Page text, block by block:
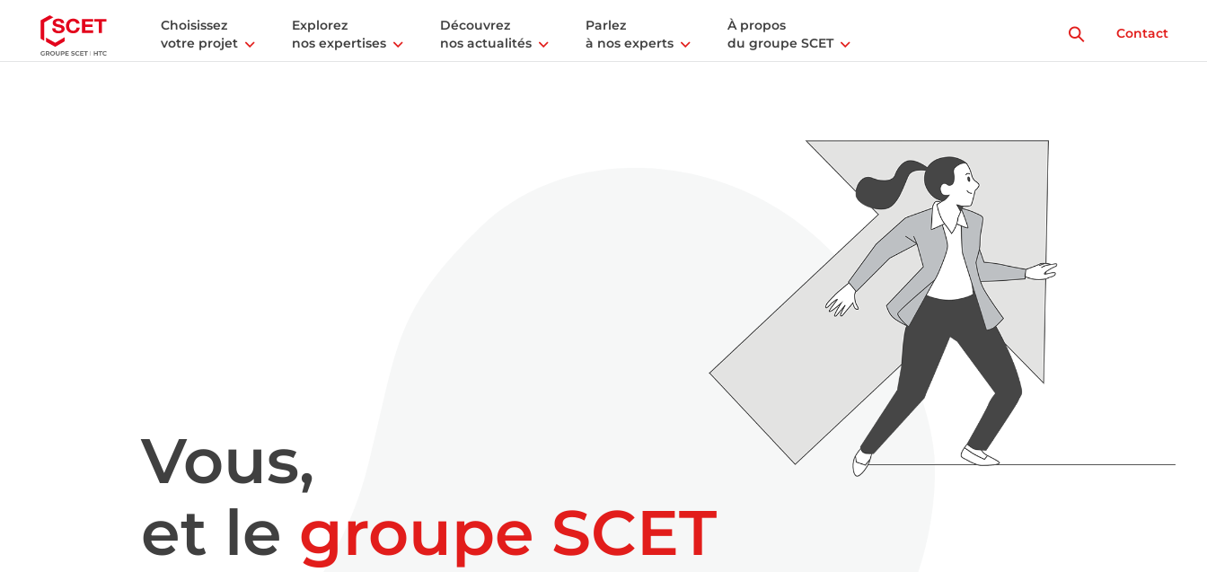
Choisissez
votre projet
Explorez
nos expertises
Découvrez
nos actualités
Parlez
à nos experts
À propos
du groupe SCET
Contact
Vous,
et le groupe SCET